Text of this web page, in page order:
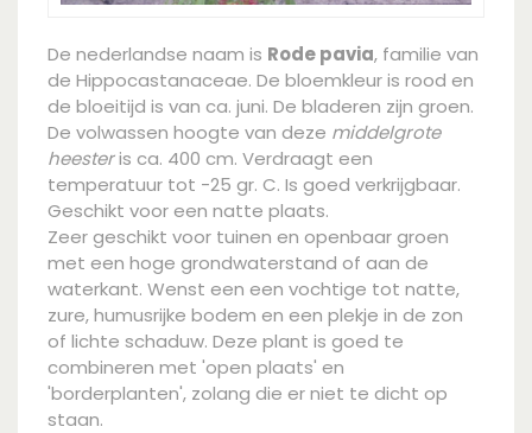
De nederlandse naam is Rode pavia, familie van
de Hippocastanaceae. De bloemkleur is rood en
de bloeitijd is van ca. juni. De bladeren zijn groen.
De volwassen hoogte van deze middelgrote
heesteris ca. 400 cm. Verdraagt een
temperatuur tot -25 gr. C. Is goed verkrijgbaar.
Geschikt voor een natte plaats.
Zeer geschikt voor tuinen en openbaar groen
met een hoge grondwaterstand of aan de
waterkant. Wenst een een vochtige tot natte,
zure, humusrijke bodem en een plekje in de zon
of lichte schaduw. Deze plant is goed te
combineren met 'open plaats' en
'borderplanten', zolang die er niet te dicht op
staan.